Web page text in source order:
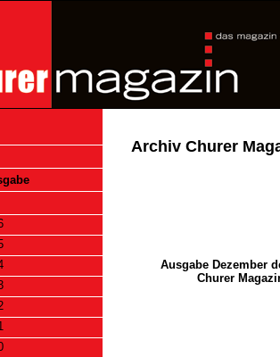
Archiv Churer
Ausgabe Dezember
Churer